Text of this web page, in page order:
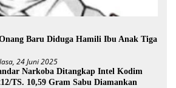
Baru Diduga Hamili Ibu Anak Tiga
24 Juni 2025
Narkoba Ditangkap Intel Kodim
TS. 10,59 Gram Sabu Diamankan